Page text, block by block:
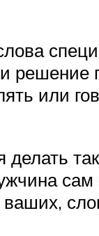
решение
или
делать
сам